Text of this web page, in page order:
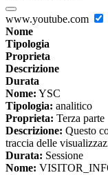
www.youtube.com
Nome
Tipologia
Proprieta
Descrizione
Durata
Nome: YSC
Tipologia: analitico
Proprieta: Terza parte
Descrizione: Questo
traccia delle
Durata: Sessione
Nome: